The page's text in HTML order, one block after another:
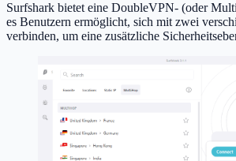
Surfshark bietet eine DoubleVPN- (oder
es Benutzern ermöglicht, sich mit zwei
verbinden, um eine zusätzliche